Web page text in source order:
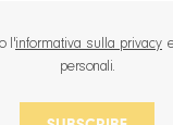
l'informativa sulla privacy
personali.